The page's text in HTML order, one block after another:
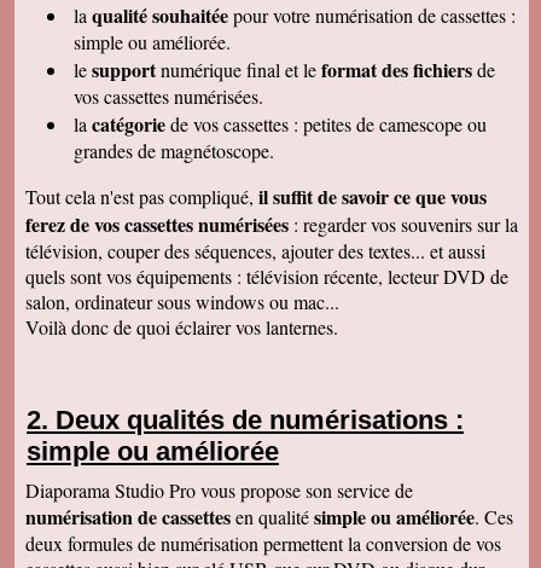
Christian R
Encore une belle expérience, comme la
première fois nous sommes ravis. Merci de
pouvoir nous faire revivre le passé Travail
raffiné, effectué consciencieusement , avec en
plus des délais et prix tout à fait corrects
À recommander sans hésitation
Les Alesiens
Bonjour, super ! Suite au super résultat de la
première cassette, mes grands-parents ont
décidé de toutes les faire pour pouvoir voir a
nouveau ces souvenirs sur la télé :)
Cordialement
Cécile M
Bonjour. Je viens de recevoir le colis et je suis
en train de regarder les films sur mon ordinateur.
Amandine L
Bonjour nous avons bien reçus les cassettes et
les vidéos sont supers ! Merci beaucoup
Cordialement,
Jean-Marie B
Colis bien reçu ça marche en direct sur la TV.
Merci beaucoup. Des amis vont vous contacter
la qualité souhaitéepour votre numérisation de cassettes :
simple ou améliorée.
lesupportnumérique final et leformat des fichiersde
vos cassettes numérisées.
la catégoriede vos cassettes : petites de camescope ou
grandes de magnétoscope.
Tout cela n'est pas compliqué, il suffit de savoir ce que vous
ferez de vos cassettes numérisées : regarder vos souvenirs sur la
télévision, couper des séquences, ajouter des textes... et aussi
quels sont vos équipements : télévision récente, lecteur DVD de
salon, ordinateur sous windows ou mac...
Voilà donc de quoi éclairer vos lanternes.
Deux qualités de numérisations :
simple ou améliorée
Diaporama Studio Pro vous propose son service de
numérisation de cassettesen qualitésimple ou améliorée. Ces
deux formules de numérisation permettent la conversion de vos